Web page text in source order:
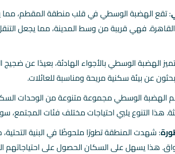
: تقع الهضبة الوسطي في قلب منطقة المقطم، مما
فهي قريبة من وسط المدينة، مما يجعل
الهضبة الوسطي بالأجواء الهادئة، بعيدًا عن
عن بيئة سكنية مريحة ومناسبة للعائلات.
الهضبة الوسطي مجموعة متنوعة من الوحدات
هذا التنوع يلبي احتياجات مختلف فئات المجتمع،
: شهدت المنطقة تطورًا ملحوظًا في البنية
هذا يسهل على السكان الحصول على احتياجاتهم